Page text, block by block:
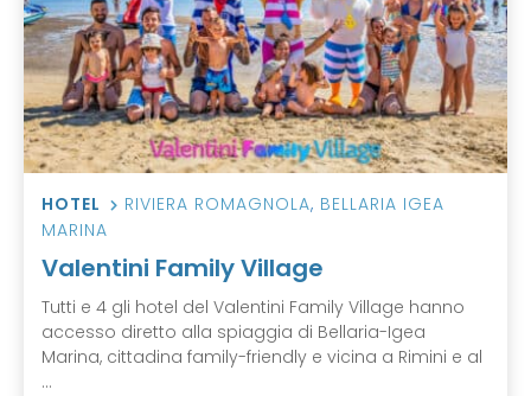
HOTEL RIVIERA ROMAGNOLA, BELLARIA IGEA
MARINA
Valentini Family Village
Tutti e 4 gli hotel del Valentini Family Village hanno
accesso diretto alla spiaggia di Bellaria-Igea
Marina, cittadina family-friendly e vicina a Rimini e al
...